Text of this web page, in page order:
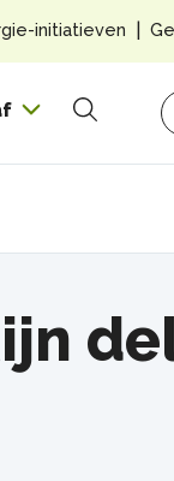
Zoeken
initiatieven